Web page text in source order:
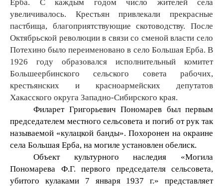
Ерба. С каждым годом число жителей села
увеличивалось. Крестьян привлекали прекрасные
пастбища, благоприятствующие скотоводству. После
Октябрьской революции в связи со сменой власти село
Потехино было переименовано в село Большая Ерба. В
1926 году образовался исполнительный комитет
Большеербинского сельского совета рабочих,
крестьянских и красноармейских депутатов
Хакасского округа Западно-Сибирского края.
Филарет Григорьевич Пономарев был первым
председателем местного сельсовета и погиб от рук так
называемой «кулацкой банды». Похоронен на окраине
села Большая Ерба, на могиле установлен обелиск.
Объект культурного наследия «Могила
Пономарева Ф.Г. первого председателя сельсовета,
убитого кулаками 7 января 1937 г.» представляет